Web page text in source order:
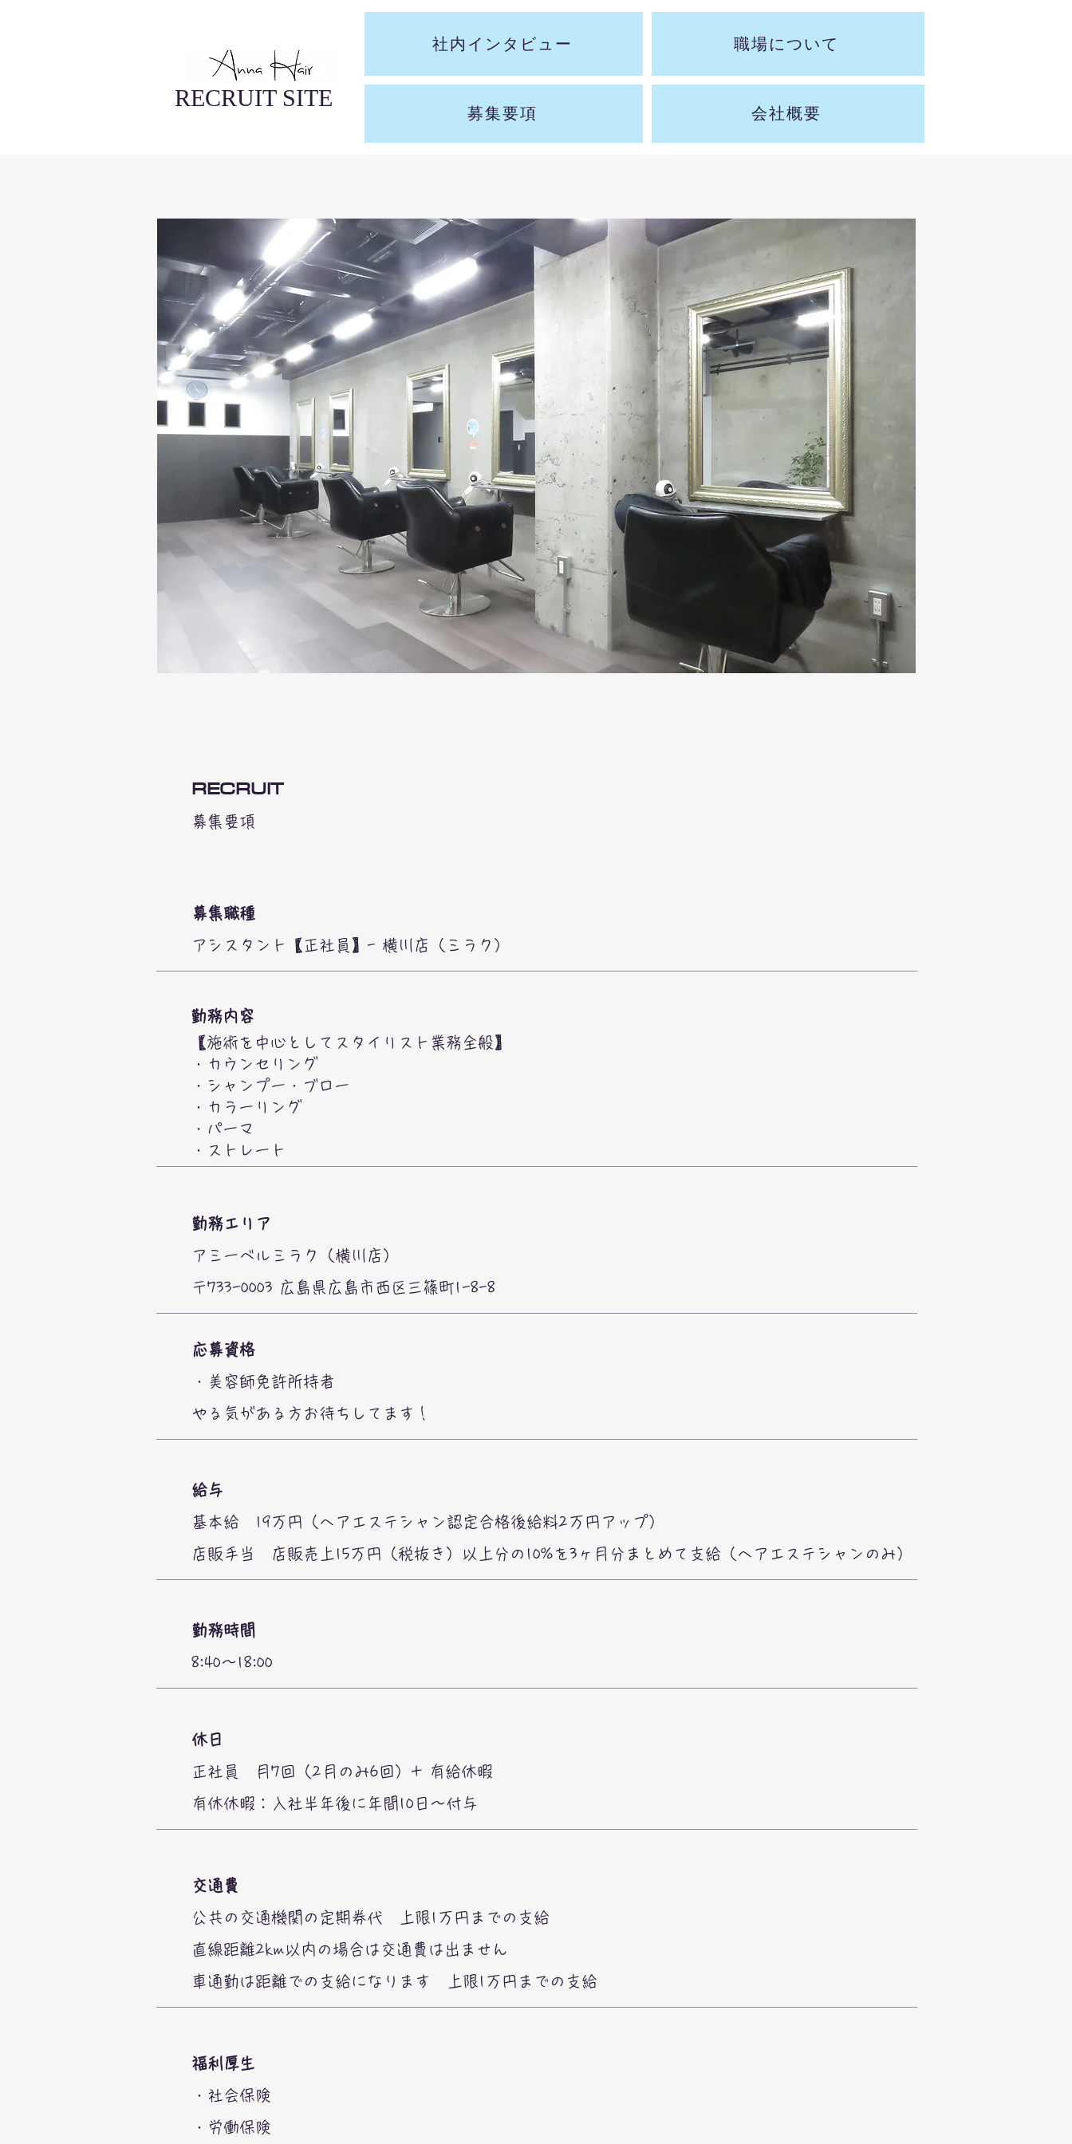
RECRUIT SITE
社内インタビュー 職場について
募集要項 会社概要
RECRUIT
​募集要項
募集職種
アシスタント【正社員】- 横川店（ミラク）
勤務内容
【施術を中心としてスタイリスト業務全般】
・カウンセリング
・シャンプー・ブロー
・カラーリング
・パーマ
・ストレート
勤務エリア
アミーベルミラク（横川店）
​〒733-0003 広島県広島市西区三篠町1-8-8
応募資格
・美容師免許所持者
​やる気がある方お待ちしてます！
​給与
基本給 19万円（ヘアエステシャン認定合格後給料2万円アップ）
店販手当 店販売上15万円（税抜き）以上分の10%を3ヶ月分まとめて支給（ヘアエステシャンのみ）
勤務時間
8:40〜18:00
休日
正社員 月7回（2月のみ6回）+ 有給休暇
​有休休暇：入社半年後に年間10日〜付与
交通費
公共の交通機関の定期券代 上限1万円までの支給
直線距離2km以内の場合は交通費は出ません
車通勤は距離での支給になります 上限1万円​までの支給
福利厚生
・社会保険
・労働保険